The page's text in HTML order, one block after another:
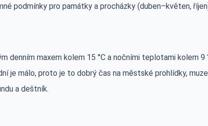
podmínky pro památky a procházky (duben–květen,
denním maxem kolem 15 °C a nočními teplotami kolem 9
je málo, proto je to dobrý čas na městské prohlídky,
a deštník.